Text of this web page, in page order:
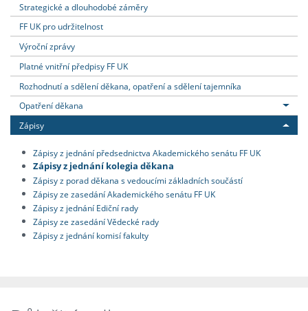
Strategické a dlouhodobé záměry
FF UK pro udržitelnost
Výroční zprávy
Platné vnitřní předpisy FF UK
Rozhodnutí a sdělení děkana, opatření a sdělení tajemníka
Opatření děkana
Zápisy
Zápisy z jednání předsednictva Akademického senátu FF UK
Zápisy z jednání kolegia děkana
Zápisy z porad děkana s vedoucími základních součástí
Zápisy ze zasedání Akademického senátu FF UK
Zápisy z jednání Ediční rady
Zápisy ze zasedání Vědecké rady
Zápisy z jednání komisí fakulty